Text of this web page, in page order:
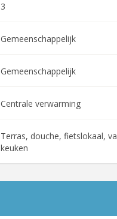
3
Gemeenschappelijk
Gemeenschappelijk
Centrale verwarming
Terras, douche, fietslokaal,
keuken